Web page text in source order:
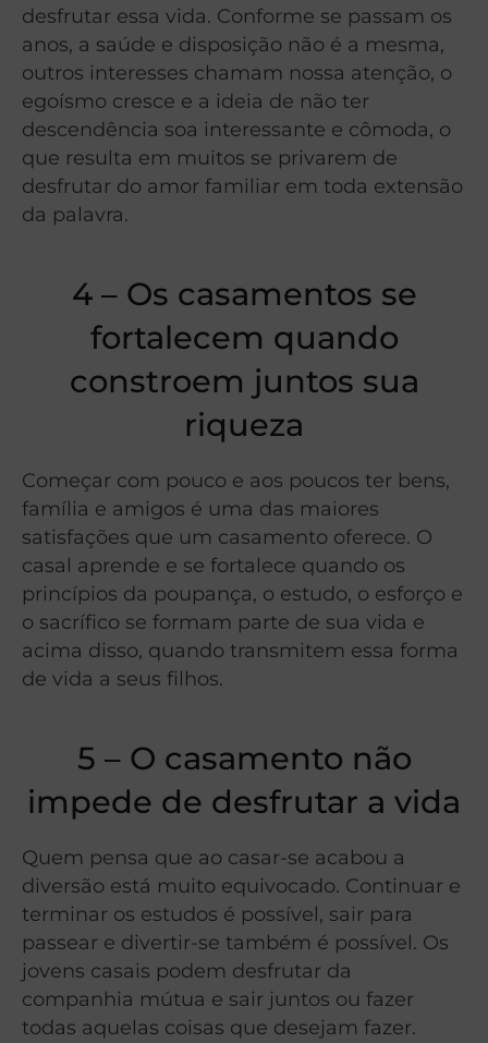
desfrutar essa vida. Conforme se passam os
anos, a saúde e disposição não é a mesma,
outros interesses chamam nossa atenção, o
egoísmo cresce e a ideia de não ter
descendência soa interessante e cômoda, o
que resulta em muitos se privarem de
desfrutar do amor familiar em toda extensão
da palavra.
4 – Os casamentos se
fortalecem quando
constroem juntos sua
riqueza
Começar com pouco e aos poucos ter bens,
família e amigos é uma das maiores
satisfações que um casamento oferece. O
casal aprende e se fortalece quando os
princípios da poupança, o estudo, o esforço e
o sacrífico se formam parte de sua vida e
acima disso, quando transmitem essa forma
de vida a seus filhos.
5 – O casamento não
impede de desfrutar a vida
Quem pensa que ao casar-se acabou a
diversão está muito equivocado. Continuar e
terminar os estudos é possível, sair para
passear e divertir-se também é possível. Os
jovens casais podem desfrutar da
companhia mútua e sair juntos ou fazer
todas aquelas coisas que desejam fazer.